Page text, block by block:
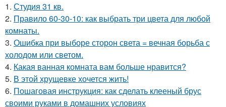
1. Студия 31 кв.
2. Правило 60-30-10: как выбрать три цвета для любой
комнаты.
3. Ошибка при выборе сторон света = вечная борьба с
холодом или светом.
4. Какая ванная комната вам больше нравится?
5. В этой хрущевке хочется жить!
6. Пошаговая инструкция: как сделать клееный брус
своими руками в домашних условиях